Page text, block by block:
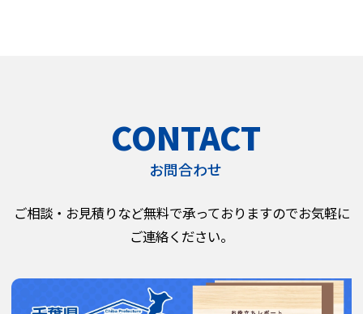
CONTACT
お問合わせ
ご相談・お見積りなど無料で承っておりますのでお気軽に
ご連絡ください。